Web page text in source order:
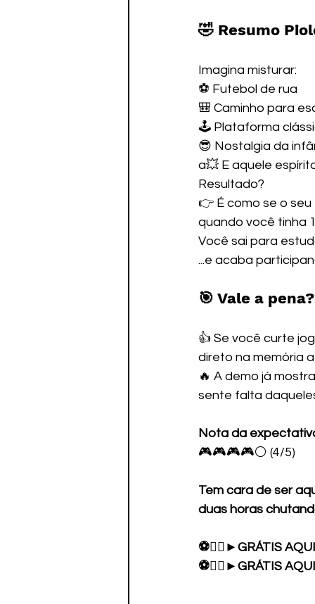
🤣 Resumo
Imagina misturar:
⚽ Futebol de rua
🎒 Caminho para
🕹️ Plataforma
😎 Nostalgia da
a💥 E aquele
Resultado?
👉 É como se o
quando você tinha
Você sai para
...e acaba
🎯 Vale a pena?
👍 Se você curte
direto na memória
🔥 A demo já
sente falta
Nota da
🎮🎮🎮🎮⚪ (4/5)
Tem cara de ser
duas horas
⚽🏃‍♂️►GRÁTIS
⚽🏃‍♂️►GRÁTIS